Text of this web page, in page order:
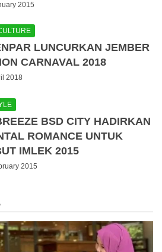
2015
LUNCURKAN JEMBER
CARNAVAL 2018
2018
BSD CITY HADIRKAN
ROMANCE UNTUK
IMLEK 2015
2015